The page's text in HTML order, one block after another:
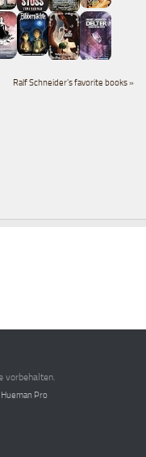
Ralf Schneider's favorite books »
vorbehalten.
Hueman Pro